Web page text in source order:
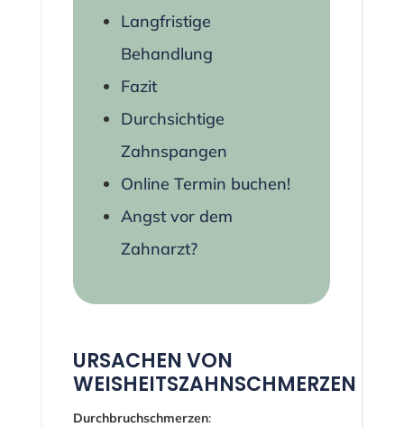
Langfristige
Behandlung
Fazit
Durchsichtige
Zahnspangen
Online Termin buchen!
Angst vor dem
Zahnarzt?
URSACHEN VON
WEISHEITSZAHNSCHMERZEN
Durchbruchschmerzen: